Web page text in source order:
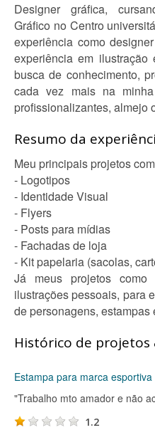
Designer gráfica,
Gráfico no Centro
experiência como
experiência em
busca de conhecimento,
cada vez mais na
profissionalizantes, almejo
Resumo da
Meu principais projetos
- Logotipos
- Identidade Visual
- Flyers
- Posts para mídias
- Fachadas de loja
- Kit papelaria (sacolas,
Já meus projetos como
ilustrações pessoais, para
de personagens, estampas
Histórico de projetos
Estampa para marca esportiva
"Trabalho mto amador e não
1.2